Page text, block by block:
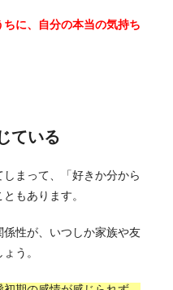
に、自分の本当の気持ち
ている
まって、「好きか分から
もあります。
性が、いつしか家族や友
う。